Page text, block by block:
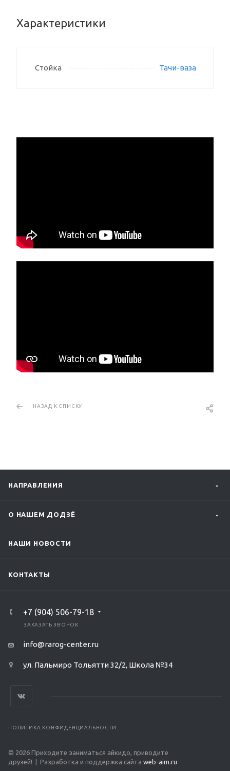
Характеристики
Стойка Тачи-ваза
НАЗАД К СПИСКУ
НАПРАВЛЕНИЯ
О НАШЕМ ДОДЗЁ
НАШИ НОВОСТИ
КОНТАКТЫ
‭+7 (904) 506-79-18‬
ЗАКАЗАТЬ ЗВОНОК
info@rarog-center.ru
ул. Пальмиро Тольятти 32/2, Школа №34
ПОЛИТИКА КОНФИДЕНЦИАЛЬНОСТИ
© 2026 Приходите заниматься айкидо, приводите
друзей! | Разработка и поддержка сайта web-aim.ru